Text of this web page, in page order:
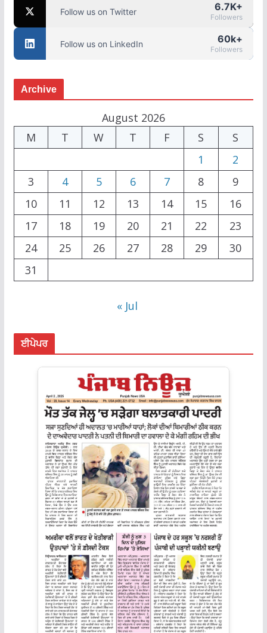
Follow us on Twitter 6.7K+
Followers
Follow us on LinkedIn 60k+
Followers
Archive
August 2026
M
T W T F S
S
1
2
3
4 5 6 7 8
9
10
11 12 13 14 15
16
17
18 19 20 21 22
23
24
25 26 27 28 29
30
31
« Jul
ਈਪੇਪਰ